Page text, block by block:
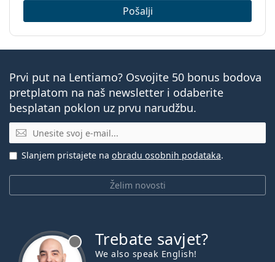
Pošalji
Prvi put na Lentiamo? Osvojite 50 bonus bodova
pretplatom na naš newsletter i odaberite
besplatan poklon uz prvu narudžbu.
E-mail
Želim novosti
Slanjem pristajete na obradu osobnih podataka.
Trebate savjet?
We also speak English!